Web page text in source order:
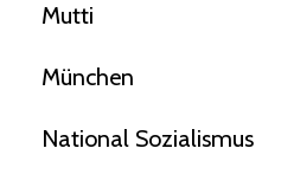
Mutti
München
National Sozialismus